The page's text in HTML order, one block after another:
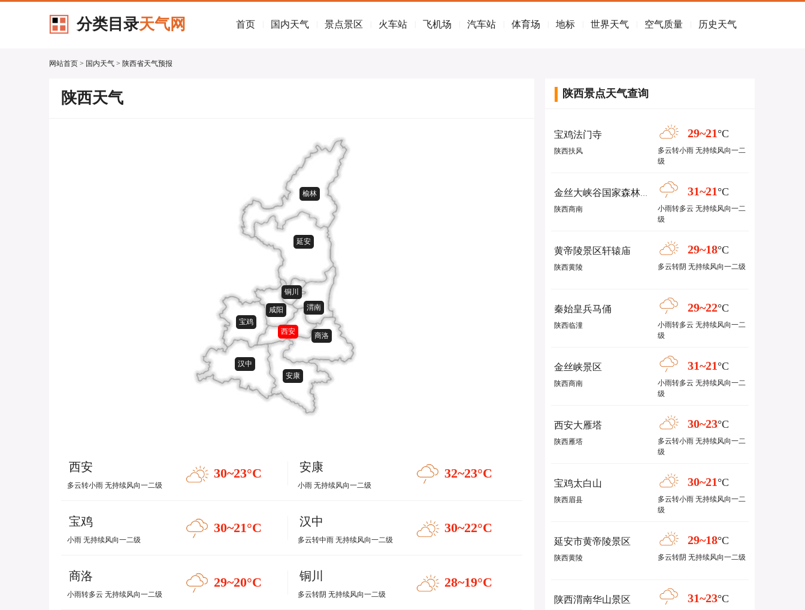
分类目录天气网 首页 国内天气 景点景区 火车站 飞机场 汽车站 体育场 地标 世界天气 空气质量 历史天气
网站首页 > 国内天气 > 陕西省天气预报
陕西天气
西安
安康
汉中
宝鸡
咸阳 渭南
商洛
铜川
延安
榆林
西安
多云转小雨 无持续风向一二级
30~23°C 安康
小雨 无持续风向一二级
32~23°C
宝鸡
小雨 无持续风向一二级
30~21°C 汉中
多云转中雨 无持续风向一二级
30~22°C
商洛
小雨转多云 无持续风向一二级
29~20°C 铜川
多云转阴 无持续风向一二级
28~19°C
陕西景点天气查询
宝鸡法门寺
陕西扶风
29~21 °C
多云转小雨 无持续风向一二
级
金丝大峡谷国家森林公园
陕西商南
31~21 °C
小雨转多云 无持续风向一二
级
黄帝陵景区轩辕庙
陕西黄陵
29~18°C
多云转阴 无持续风向一二级
秦始皇兵马俑
陕西临潼
29~22°C
小雨转多云 无持续风向一二
级
金丝峡景区
陕西商南
31~21 °C
小雨转多云 无持续风向一二
级
西安大雁塔
陕西雁塔
30~23°C
多云转小雨 无持续风向一二
级
宝鸡太白山
陕西眉县
30~21 °C
多云转小雨 无持续风向一二
级
延安市黄帝陵景区
陕西黄陵
29~18°C
多云转阴 无持续风向一二级
陕西渭南华山景区 31~23°C